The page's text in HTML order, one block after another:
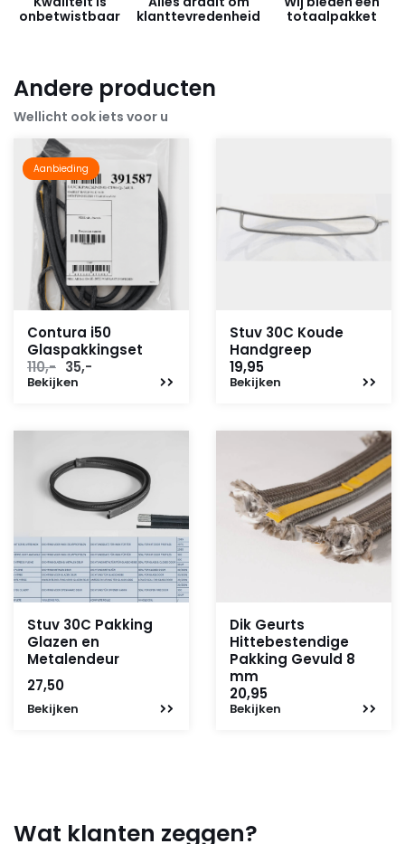
onbetwistbaar
klanttevredenheid
totaalpakket
Andere producten
Wellicht ook iets voor u
Aanbieding
Contura i50
Glaspakkingset
110,- Oorspronkelijke
prijs
35,-
Bekijken
Stuv 30C Koude
Handgreep
19,95
Bekijken
Stuv 30C Pakking
Glazen en
Metalendeur
27,50
Bekijken
Dik Geurts
Hittebestendige
Pakking Gevuld 8
mm
20,95
Bekijken
Wat klanten zeggen?